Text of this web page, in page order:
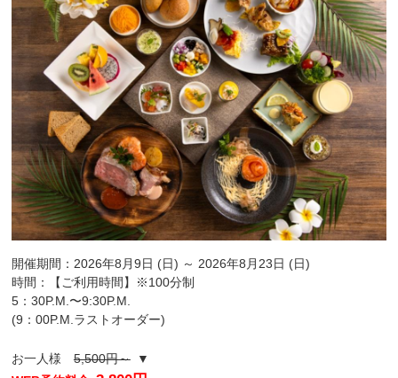
開催期間：2026年8月9日 (日) ～ 2026年8月23日 (日)
時間：【ご利用時間】※100分制
5：30P.M.〜9:30P.M.
(9：00P.M.ラストオーダー)
お一人様5,500円～▼